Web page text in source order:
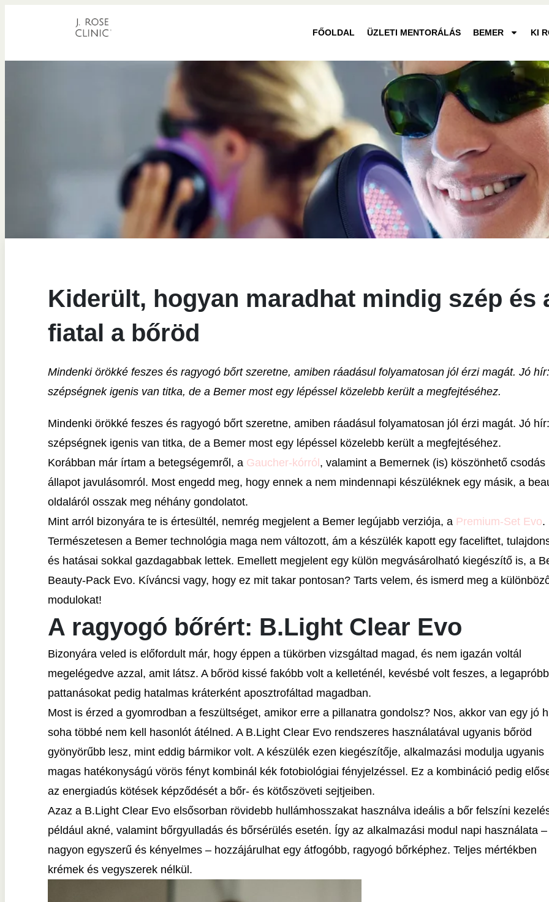
FŐOLDAL ÜZLETI MENTORÁLÁS BEMER KI
Kiderült, hogyan maradhat mindig szép és
fiatal a bőröd
Mindenki örökké feszes és ragyogó bőrt szeretne, amiben ráadásul folyamatosan jól érzi magát. Jó
szépségnek igenis van titka, de a Bemer most egy lépéssel közelebb került a megfejtéséhez.
Mindenki örökké feszes és ragyogó bőrt szeretne, amiben ráadásul folyamatosan jól érzi magát. Jó
szépségnek igenis van titka, de a Bemer most egy lépéssel közelebb került a megfejtéséhez.
Korábban már írtam a betegségemről, a Gaucher-kórról, valamint a Bemernek (is) köszönhető csodás
állapot javulásomról. Most engedd meg, hogy ennek a nem mindennapi készüléknek egy másik, a
oldaláról osszak meg néhány gondolatot.
Mint arról bizonyára te is értesültél, nemrég megjelent a Bemer legújabb verziója, a Premium-Set Evo.
Természetesen a Bemer technológia maga nem változott, ám a készülék kapott egy faceliftet,
és hatásai sokkal gazdagabbak lettek. Emellett megjelent egy külön megvásárolható kiegészítő is, a
Beauty-Pack Evo. Kíváncsi vagy, hogy ez mit takar pontosan? Tarts velem, és ismerd meg a
modulokat!
A ragyogó bőrért: B.Light Clear Evo
Bizonyára veled is előfordult már, hogy éppen a tükörben vizsgáltad magad, és nem igazán voltál
megelégedve azzal, amit látsz. A bőröd kissé fakóbb volt a kelleténél, kevésbé volt feszes, a legapróbb
pattanásokat pedig hatalmas kráterként aposztrofáltad magadban.
Most is érzed a gyomrodban a feszültséget, amikor erre a pillanatra gondolsz? Nos, akkor van egy jó
soha többé nem kell hasonlót átélned. A B.Light Clear Evo rendszeres használatával ugyanis bőröd
gyönyörűbb lesz, mint eddig bármikor volt. A készülék ezen kiegészítője, alkalmazási modulja ugyanis
magas hatékonyságú vörös fényt kombinál kék fotobiológiai fényjelzéssel. Ez a kombináció pedig
az energiadús kötések képződését a bőr- és kötőszöveti sejtjeiben.
Azaz a B.Light Clear Evo elsősorban rövidebb hullámhosszakat használva ideális a bőr felszíni
például akné, valamint bőrgyulladás és bőrsérülés esetén. Így az alkalmazási modul napi használata
nagyon egyszerű és kényelmes – hozzájárulhat egy átfogóbb, ragyogó bőrképhez. Teljes mértékben
krémek és vegyszerek nélkül.